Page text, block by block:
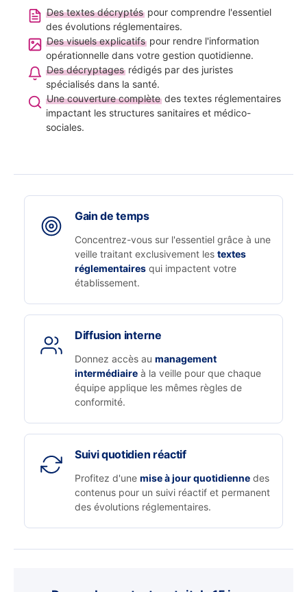
Des textes décryptéspour comprendre l'essentiel
des évolutions réglementaires.
Des visuels explicatifspour rendre l'information
opérationnelle dans votre gestion quotidienne.
Des décryptagesrédigés par des juristes
spécialisés dans la santé.
Une couverture complètedes textes réglementaires
impactant les structures sanitaires et médico-
sociales.
Gain de temps
Concentrez-vous sur l'essentiel grâce à une
veille traitant exclusivement les textes
réglementaires qui impactent votre
établissement.
Diffusion interne
Donnez accès au management
intermédiaire à la veille pour que chaque
équipe applique les mêmes règles de
conformité.
Suivi quotidien réactif
Profitez d'une mise à jour quotidienne des
contenus pour un suivi réactif et permanent
des évolutions réglementaires.